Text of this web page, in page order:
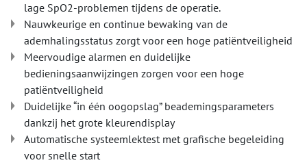
lage SpO2-problemen tijdens de operatie.
Nauwkeurige en continue bewaking van de
ademhalingsstatus zorgt voor een hoge patiëntveiligheid
Meervoudige alarmen en duidelijke
bedieningsaanwijzingen zorgen voor een hoge
patiëntveiligheid
Duidelijke “in één oogopslag” beademingsparameters
dankzij het grote kleurendisplay
Automatische systeemlektest met grafische begeleiding
voor snelle start